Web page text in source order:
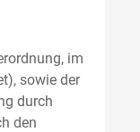
im
sowie der
durch
den